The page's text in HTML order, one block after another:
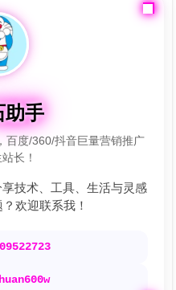
助手
百度/360/抖音巨量营销推广
长！
技术、工具、生活与灵感
欢迎联系我！